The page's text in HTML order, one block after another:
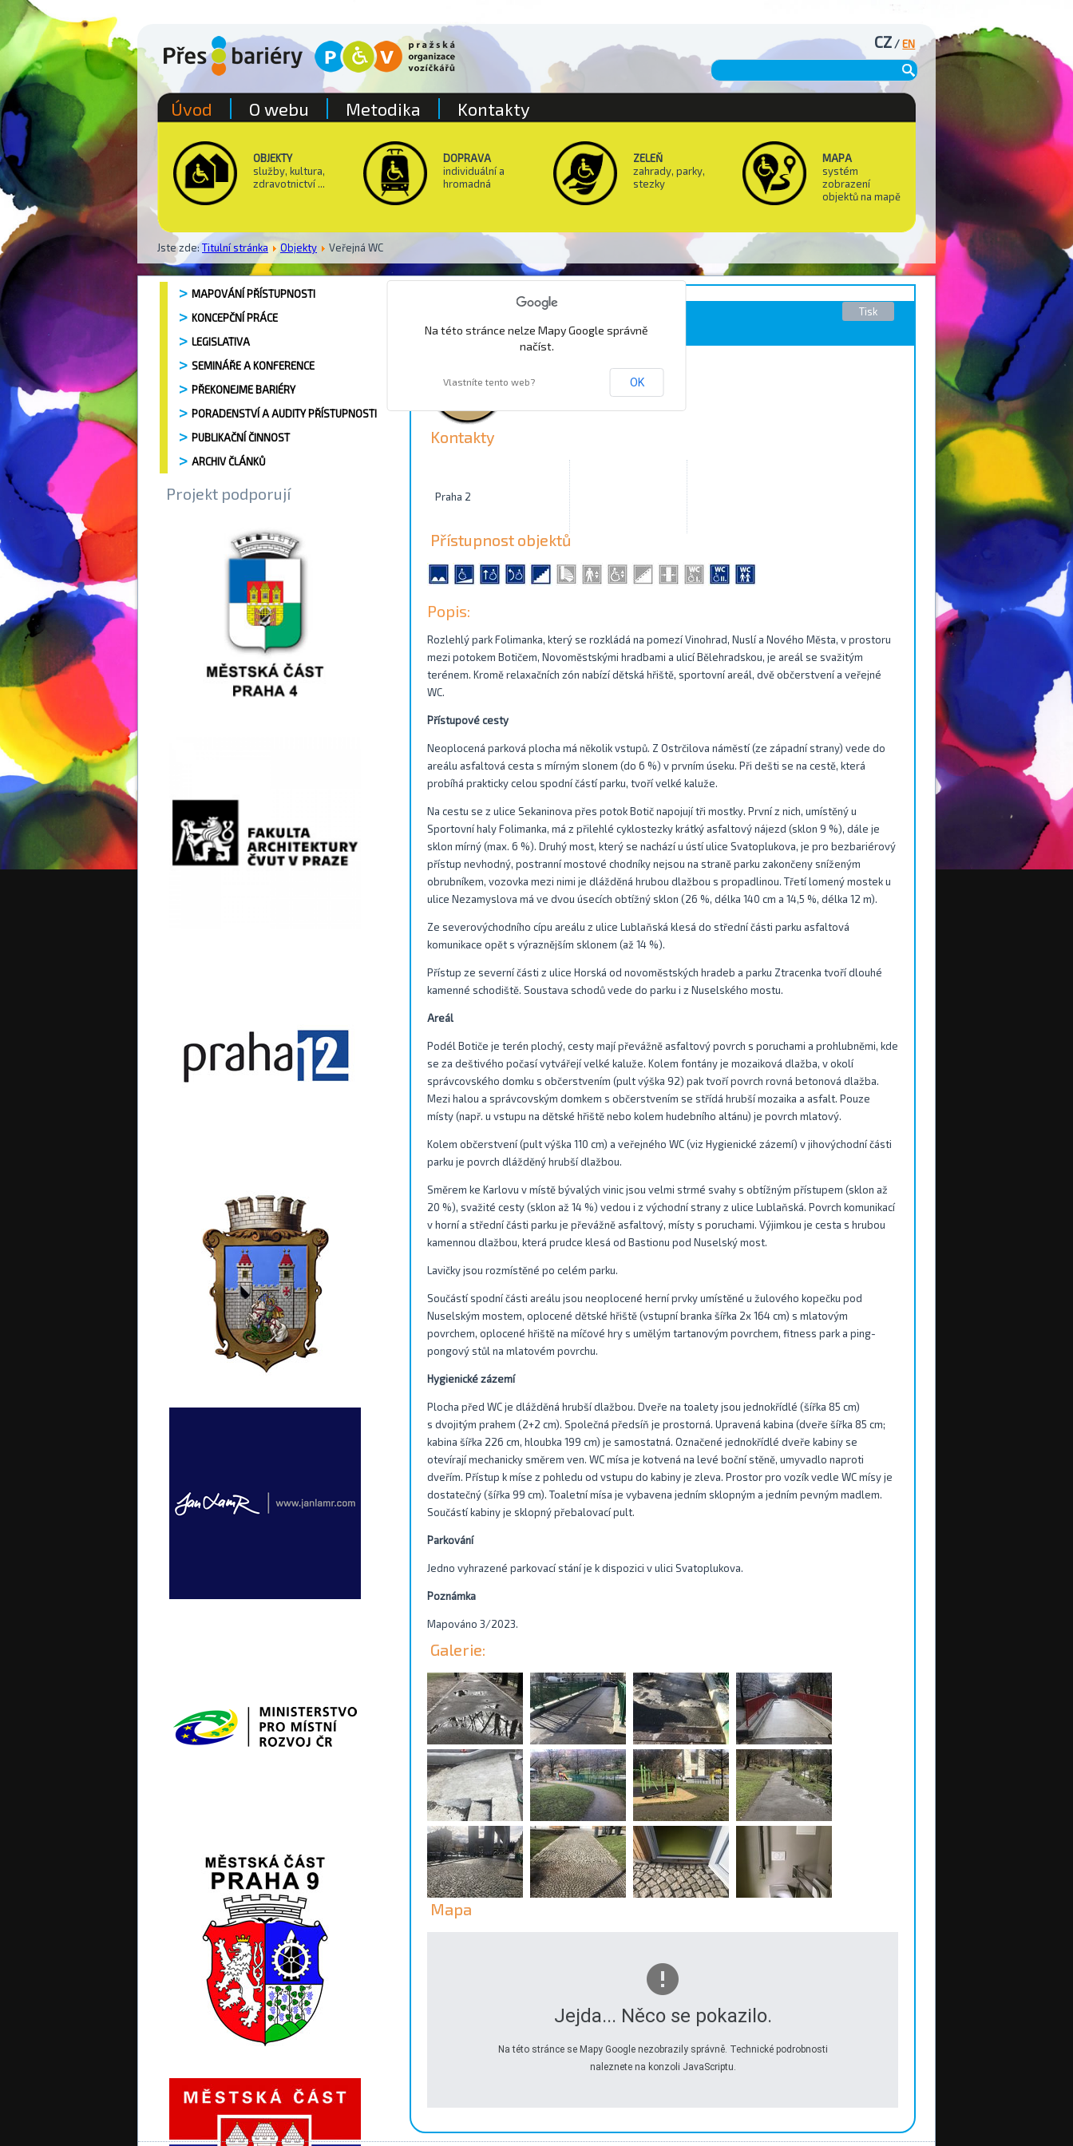
OBJEKTY
služby, kultura,
zdravotnictví ...
DOPRAVA
individuální a
hromadná
ZELEŇ
zahrady, parky,
stezky
MAPA
systém
zobrazení
objektů na mapě
CZ /EN
Jste zde:Titulní stránka Objekty Veřejná WC
Úvod O webu Metodika Kontakty
MAPOVÁNÍ PŘÍSTUPNOSTI
KONCEPČNÍ PRÁCE
LEGISLATIVA
SEMINÁŘE A KONFERENCE
PŘEKONEJME BARIÉRY
PORADENSTVÍ A AUDITY PŘÍSTUPNOSTI
PUBLIKAČNÍ ČINNOST
ARCHIV ČLÁNKŮ
Projekt podporují
Tisk
Park Folimanka
Kontakty
Praha 2
Přístupnost objektů
Popis:
Rozlehlý park Folimanka, který se rozkládá na pomezí Vinohrad, Nuslí a Nového Města, v prostoru
mezi potokem Botičem, Novoměstskými hradbami a ulicí Bělehradskou, je areál se svažitým
terénem. Kromě relaxačních zón nabízí dětská hřiště, sportovní areál, dvě občerstvení a veřejné
WC.
Přístupové cesty
Neoplocená parková plocha má několik vstupů. Z Ostrčilova náměstí (ze západní strany) vede do
areálu asfaltová cesta s mírným slonem (do 6 %) v prvním úseku. Při dešti se na cestě, která
probíhá prakticky celou spodní částí parku, tvoří velké kaluže.
Na cestu se z ulice Sekaninova přes potok Botič napojují tři mostky. První z nich, umístěný u
Sportovní haly Folimanka, má z přilehlé cyklostezky krátký asfaltový nájezd (sklon 9 %), dále je
sklon mírný (max. 6 %). Druhý most, který se nachází u ústí ulice Svatoplukova, je pro bezbariérový
přístup nevhodný, postranní mostové chodníky nejsou na straně parku zakončeny sníženým
obrubníkem, vozovka mezi nimi je dlážděná hrubou dlažbou s propadlinou. Třetí lomený mostek u
ulice Nezamyslova má ve dvou úsecích obtížný sklon (26 %, délka 140 cm a 14,5 %, délka 12 m).
Ze severovýchodního cípu areálu z ulice Lublaňská klesá do střední části parku asfaltová
komunikace opět s výraznějším sklonem (až 14 %).
Přístup ze severní části z ulice Horská od novoměstských hradeb a parku Ztracenka tvoří dlouhé
kamenné schodiště. Soustava schodů vede do parku i z Nuselského mostu.
Areál
Podél Botiče je terén plochý, cesty mají převážně asfaltový povrch s poruchami a prohlubněmi, kde
se za deštivého počasí vytvářejí velké kaluže. Kolem fontány je mozaiková dlažba, v okolí
správcovského domku s občerstvením (pult výška 92) pak tvoří povrch rovná betonová dlažba.
Mezi halou a správcovským domkem s občerstvením se střídá hrubší mozaika a asfalt. Pouze
místy (např. u vstupu na dětské hřiště nebo kolem hudebního altánu) je povrch mlatový.
Kolem občerstvení (pult výška 110 cm) a veřejného WC (viz Hygienické zázemí) v jihovýchodní části
parku je povrch dlážděný hrubší dlažbou.
Směrem ke Karlovu v místě bývalých vinic jsou velmi strmé svahy s obtížným přístupem (sklon až
20 %), svažité cesty (sklon až 14 %) vedou i z východní strany z ulice Lublaňská. Povrch komunikací
v horní a střední části parku je převážně asfaltový, místy s poruchami. Výjimkou je cesta s hrubou
kamennou dlažbou, která prudce klesá od Bastionu pod Nuselský most.
Lavičky jsou rozmístěné po celém parku.
Součástí spodní části areálu jsou neoplocené herní prvky umístěné u žulového kopečku pod
Nuselským mostem, oplocené dětské hřiště (vstupní branka šířka 2x 164 cm) s mlatovým
povrchem, oplocené hřiště na míčové hry s umělým tartanovým povrchem, fitness park a ping-
pongový stůl na mlatovém povrchu.
Hygienické zázemí
Plocha před WC je dlážděná hrubší dlažbou. Dveře na toalety jsou jednokřídlé (šířka 85 cm)
s dvojitým prahem (2+2 cm). Společná předsíň je prostorná. Upravená kabina (dveře šířka 85 cm;
kabina šířka 226 cm, hloubka 199 cm) je samostatná. Označené jednokřídlé dveře kabiny se
otevírají mechanicky směrem ven. WC mísa je kotvená na levé boční stěně, umyvadlo naproti
dveřím. Přístup k míse z pohledu od vstupu do kabiny je zleva. Prostor pro vozík vedle WC mísy je
dostatečný (šířka 99 cm). Toaletní mísa je vybavena jedním sklopným a jedním pevným madlem.
Součástí kabiny je sklopný přebalovací pult.
Parkování
Jedno vyhrazené parkovací stání je k dispozici v ulici Svatoplukova.
Poznámka
Mapováno 3/2023.
Galerie:
Mapa
Jejda... Něco se pokazilo.
Na této stránce se Mapy Google nezobrazily správně. Technické podrobnosti
naleznete na konzoli JavaScriptu.
Na této stránce nelze Mapy Google správně
načíst.
Vlastníte tento web? OK